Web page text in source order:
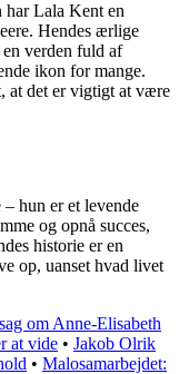
har Lala Kent en
Hendes ærlige
verden fuld af
ikon for mange.
at det er vigtigt at være
hun er et levende
og opnå succes,
historie er en
op, uanset hvad livet
om Anne-Elisabeth
at vide • Jakob Olrik
• Malosamarbejdet: